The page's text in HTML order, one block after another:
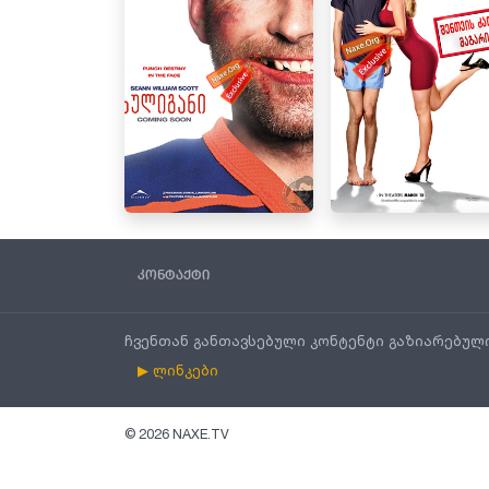
კონტაქტი
ჩვენთან განთავსებული კონტენტი
▶ ლინკები
© 2026 NAXE.TV